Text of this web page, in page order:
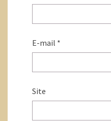
E-mail *
Site